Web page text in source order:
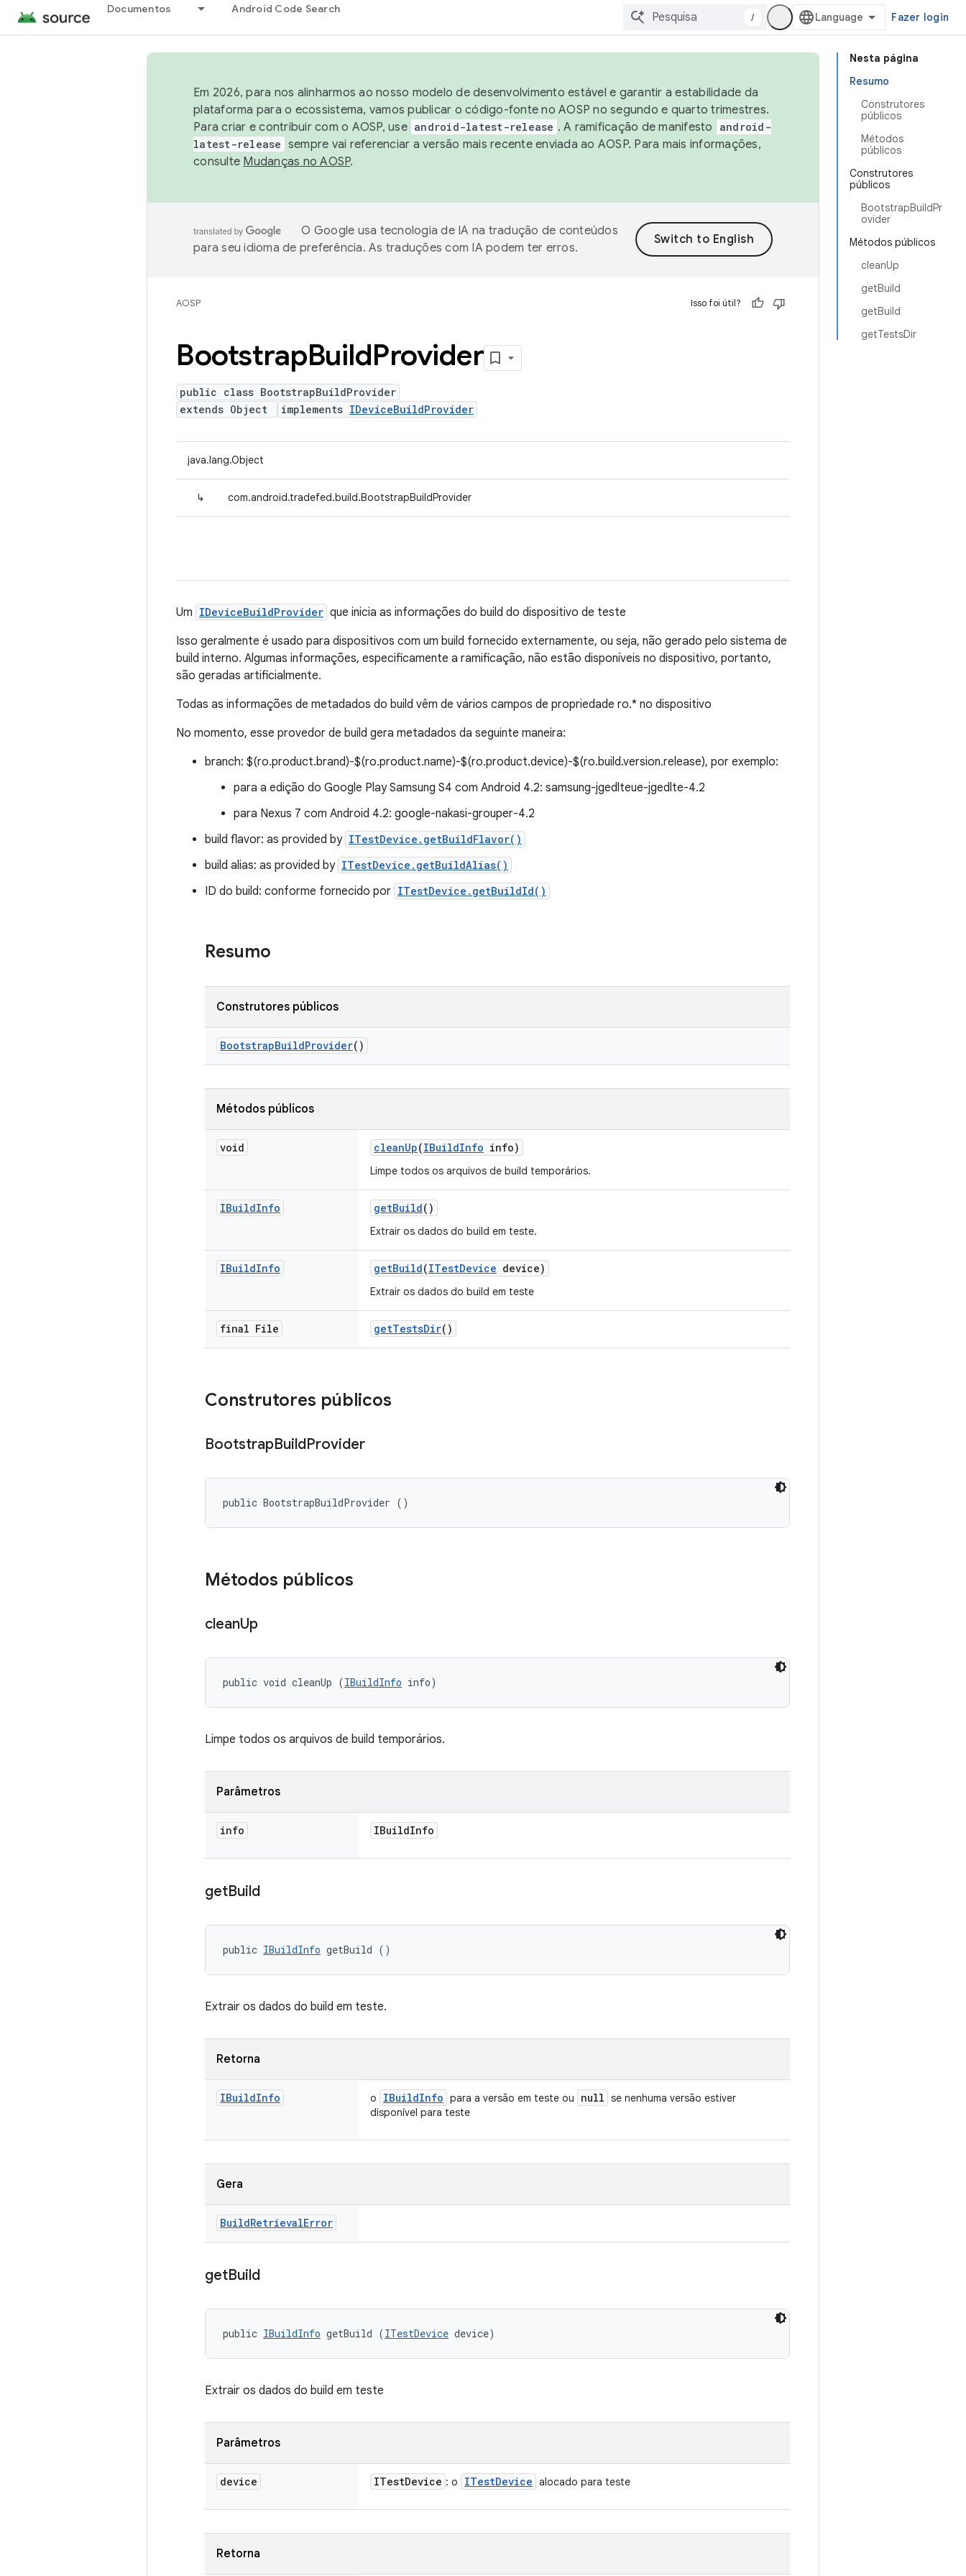
Documentos Android Code Search
/ Fazer login
Nesta página
Resumo
Construtores
públicos
Métodos
públicos
Construtores
públicos
BootstrapBuildPr
ovider
Métodos públicos
cleanUp
getBuild
getBuild
getTestsDir
Em 2026, para nos alinharmos ao nosso modelo de desenvolvimento estável e garantir a estabilidade da
plataforma para o ecossistema, vamos publicar o código-fonte no AOSP no segundo e quarto trimestres.
Para criar e contribuir com o AOSP, use android-latest-release . A ramificação de manifesto
android-
latest-release sempre vai referenciar a versão mais recente enviada ao AOSP. Para mais informações,
consulte Mudanças no AOSP.
O Google usa tecnologia de IA na tradução de conteúdos
para seu idioma de preferência. As traduções com IA podem ter erros.
AOSP Isso foi útil?
BootstrapBuildProvider
public class BootstrapBuildProvider
extends Object
implements IDeviceBuildProvider
java.lang.Object
↳ com.android.tradefed.build.BootstrapBuildProvider
Um IDeviceBuildProvider que inicia as informações do build do dispositivo de teste
Isso geralmente é usado para dispositivos com um build fornecido externamente, ou seja, não gerado pelo sistema de
build interno. Algumas informações, especificamente a ramificação, não estão disponíveis no dispositivo, portanto,
são geradas artificialmente.
Todas as informações de metadados do build vêm de vários campos de propriedade ro.* no dispositivo
No momento, esse provedor de build gera metadados da seguinte maneira:
branch: $(ro.product.brand)-$(ro.product.name)-$(ro.product.device)-$(ro.build.version.release), por exemplo:
para a edição do Google Play Samsung S4 com Android 4.2: samsung-jgedlteue-jgedlte-4.2
para Nexus 7 com Android 4.2: google-nakasi-grouper-4.2
build flavor: as provided by ITestDevice.getBuildFlavor()
build alias: as provided by ITestDevice.getBuildAlias()
ID do build: conforme fornecido por ITestDevice.getBuildId()
Resumo
Construtores públicos
BootstrapBuildProvider()
Métodos públicos
void cleanUp(IBuildInfo info)
Limpe todos os arquivos de build temporários.
IBuildInfo getBuild()
Extrair os dados do build em teste.
IBuildInfo getBuild(ITestDevice device)
Extrair os dados do build em teste
final File getTestsDir()
Construtores públicos
BootstrapBuildProvider
public BootstrapBuildProvider ()
Métodos públicos
cleanUp
public void cleanUp (IBuildInfo info)
Limpe todos os arquivos de build temporários.
Parâmetros
info IBuildInfo
getBuild
public IBuildInfo getBuild ()
Extrair os dados do build em teste.
Retorna
IBuildInfo o IBuildInfo para a versão em teste ou null se nenhuma versão estiver
disponível para teste
Gera
BuildRetrievalError
getBuild
public IBuildInfo getBuild (ITestDevice device)
Extrair os dados do build em teste
Parâmetros
device ITestDevice : o ITestDevice alocado para teste
Retorna